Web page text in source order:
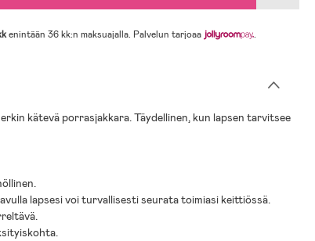
enintään 36 kk:n maksuajalla. Palvelun tarjoaa .
kätevä porrasjakkara. Täydellinen, kun lapsen tarvitsee
lapsesi voi turvallisesti seurata toimiasi keittiössä.